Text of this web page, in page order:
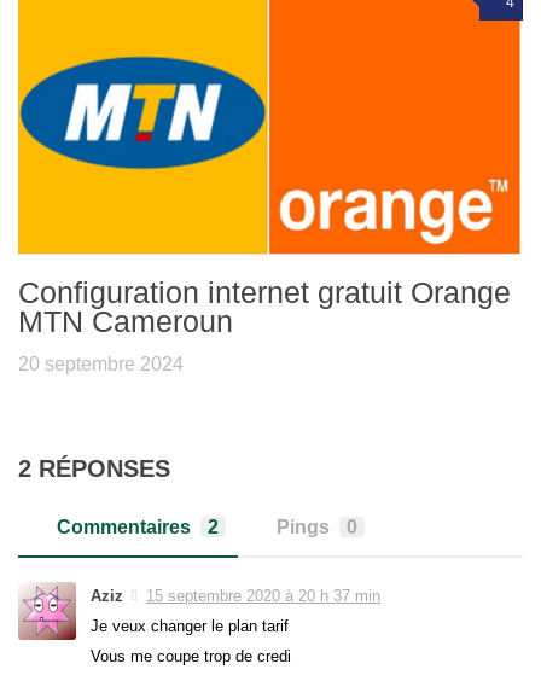
Configuration internet gratuit Orange
MTN Cameroun
20 septembre 2024
2 RÉPONSES
Commentaires 2 Pings 0
Aziz
15 septembre 2020 à 20 h 37 min
Je veux changer le plan tarif
Vous me coupe trop de credi